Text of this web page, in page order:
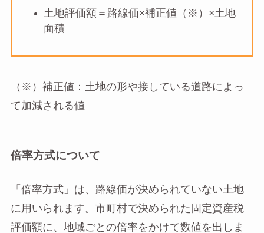
土地評価額＝路線価×補正値（※）×土地
面積
（※）補正値：土地の形や接している道路によっ
て加減される値
倍率方式について
「倍率方式」は、路線価が決められていない土地
に用いられます。市町村で決められた固定資産税
評価額に、地域ごとの倍率をかけて数値を出しま